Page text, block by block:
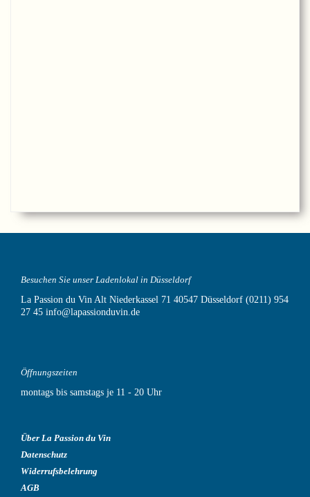
Besuchen Sie unser Ladenlokal in Düsseldorf
La Passion du Vin Alt Niederkassel 71 40547 Düsseldorf (0211) 954
27 45 info@lapassionduvin.de
Öffnungszeiten
montags bis samstags je 11 - 20 Uhr
Über La Passion du Vin
Datenschutz
Widerrufsbelehrung
AGB